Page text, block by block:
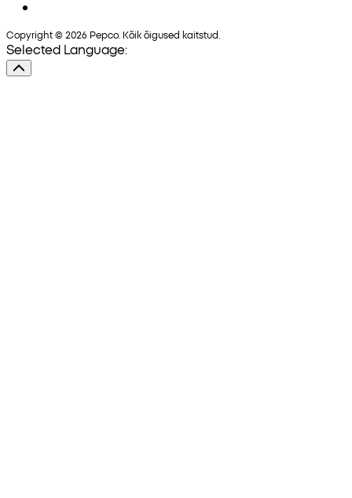
Copyright © 2026 Pepco. Kõik õigused kaitstud.
Selected Language: